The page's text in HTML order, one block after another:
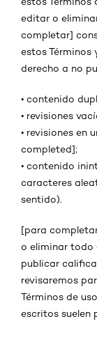
editar o
completar]
estos Términos
derecho a no
• contenido
• revisiones
• revisiones en
completed];
• contenido
caracteres
sentido).
[para
o eliminar todo
publicar
revisaremos
Términos de
escritos suelen